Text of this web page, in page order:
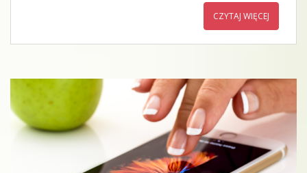
CZYTAJ WIĘCEJ